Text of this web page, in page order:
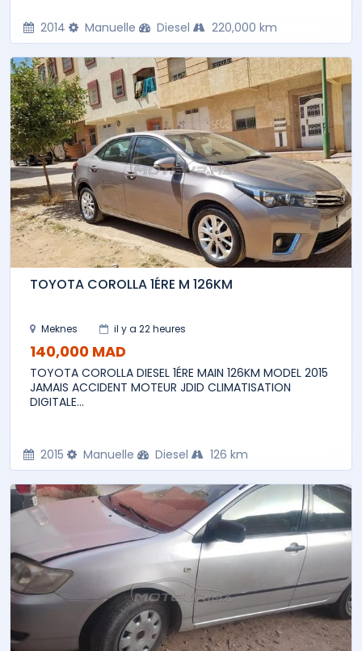
2014 Manuelle Diesel 220,000 km
TOYOTA COROLLA 1ÉRE M 126KM
Meknes il y a 22 heures
140,000 MAD
TOYOTA COROLLA DIESEL 1ÉRE MAIN 126KM MODEL 2015
JAMAIS ACCIDENT MOTEUR JDID CLIMATISATION
DIGITALE...
2015 Manuelle Diesel 126 km